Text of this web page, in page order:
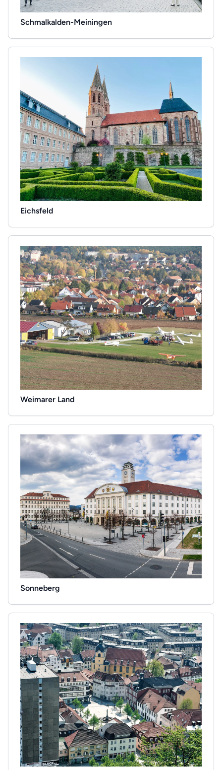
Schmalkalden-Meiningen
Eichsfeld
Weimarer Land
Sonneberg